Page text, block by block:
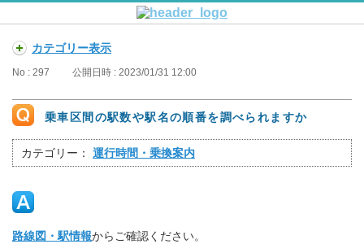
カテゴリー表示
No : 297 公開日時 : 2023/01/31 12:00
乗車区間の駅数や駅名の順番を調べられますか
カテゴリー： 運行時間・乗換案内
路線図・駅情報からご確認ください。